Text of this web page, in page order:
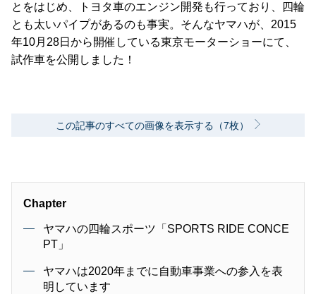
とをはじめ、トヨタ車のエンジン開発も行っており、四輪
とも太いパイプがあるのも事実。そんなヤマハが、2015
年10月28日から開催している東京モーターショーにて、
試作車を公開しました！
この記事のすべての画像を表示する（7枚）
Chapter
ヤマハの四輪スポーツ「SPORTS RIDE CONCE
PT」
ヤマハは2020年までに自動車事業への参入を表
明しています